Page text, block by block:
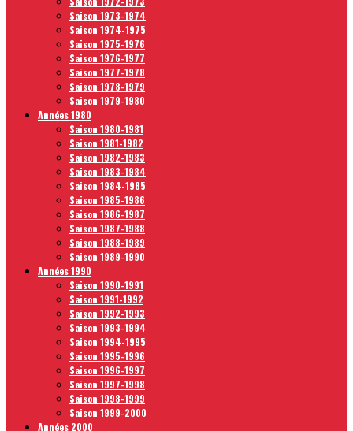
Saison 1973-1974
Saison 1974-1975
Saison 1975-1976
Saison 1976-1977
Saison 1977-1978
Saison 1978-1979
Saison 1979-1980
Années 1980
Saison 1980-1981
Saison 1981-1982
Saison 1982-1983
Saison 1983-1984
Saison 1984-1985
Saison 1985-1986
Saison 1986-1987
Saison 1987-1988
Saison 1988-1989
Saison 1989-1990
Années 1990
Saison 1990-1991
Saison 1991-1992
Saison 1992-1993
Saison 1993-1994
Saison 1994-1995
Saison 1995-1996
Saison 1996-1997
Saison 1997-1998
Saison 1998-1999
Saison 1999-2000
Années 2000